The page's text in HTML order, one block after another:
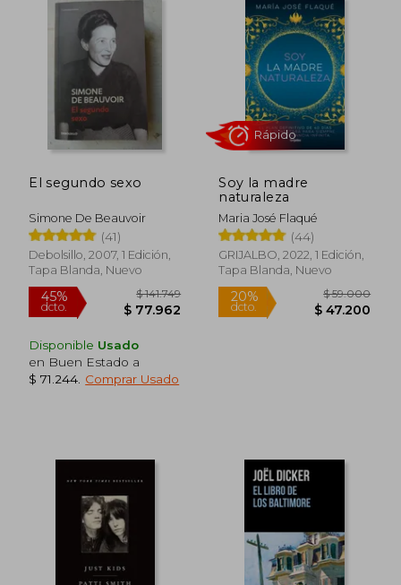
45%
dcto.
40%
dcto.
dcto.
El segundo sexo
Simone De Beauvoir
(41)
Debolsillo, 2007, 1 Edición,
Tapa Blanda, Nuevo
Disponible Usado
en Buen Estado a
$ 71.244 Comprar Usado
Soy la madre
naturaleza
Maria José Flaqué
(44)
GRIJALBO, 2022, 1 Edición,
Tapa Blanda, Nuevo